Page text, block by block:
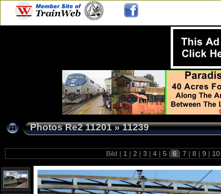
Photos Re2 11201»11239
Bild | 1 | 2 | 3 | 4 | 5 | 6 | 7 | 8 | 9 |